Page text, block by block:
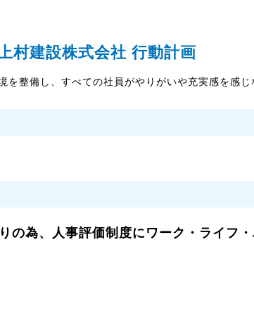
村建設株式会社 行動計画
を整備し、すべての社員がやりがいや充実感を感
の為、人事評価制度にワーク・ライフ